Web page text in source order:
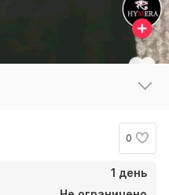
0
1 день